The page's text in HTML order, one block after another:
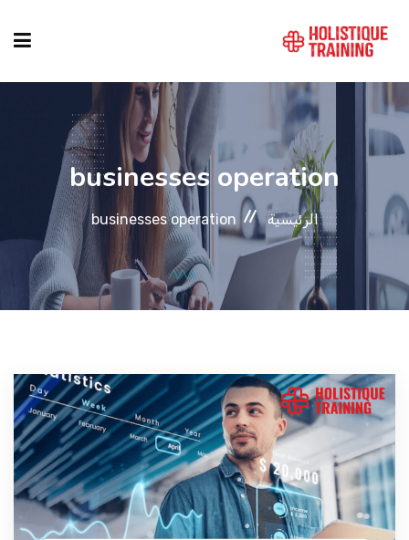
دليل الدورات
المواقع
التصنيفات
المدونة
businesses operation
الرئيسية businesses operation